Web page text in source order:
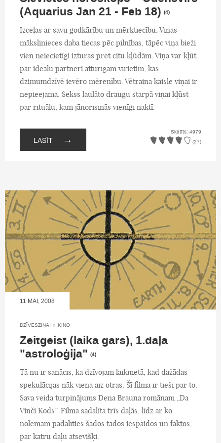
(Aquarius Jan 21 - Feb 18) (4)
Izceļas ar savu godkārību un mērķtiecību. Viņas
mākslinieces daba tiecas pēc pilnības, tāpēc viņa bieži
vien neiecietīgi izturas pret citu kļūdām. Viņa var kļūt
par ideālu partneri atturīgam vīrietim, kas
dzimumdzīvē ievēro mērenību. Vētraina kaisle viņai ir
nepieejama. Sekss laulāto draugu starpā viņai kļūst
par rituālu, kam jānorisinās vienīgi naktī.
LASĪT →
Skatīts: 4979
(27)
11.MAI, 2008
DZĪVESZIŅAI » KINO
Zeitgeist (laika gars), 1.daļa
"astroloģija" (4)
Tā nu ir sanācis, ka dzīvojam laikmetā, kad dažādas
spekulācijas nāk viena aiz otras. Šī filma ir tieši par to.
Sava veida turpinājums Dena Brauna romānam „Da
Vinči Kods”. Filma sadalīta trīs daļās, līdz ar ko
nolēmām padalīties šādos tādos iespaidos un faktos,
par katru daļu atsevišķi.